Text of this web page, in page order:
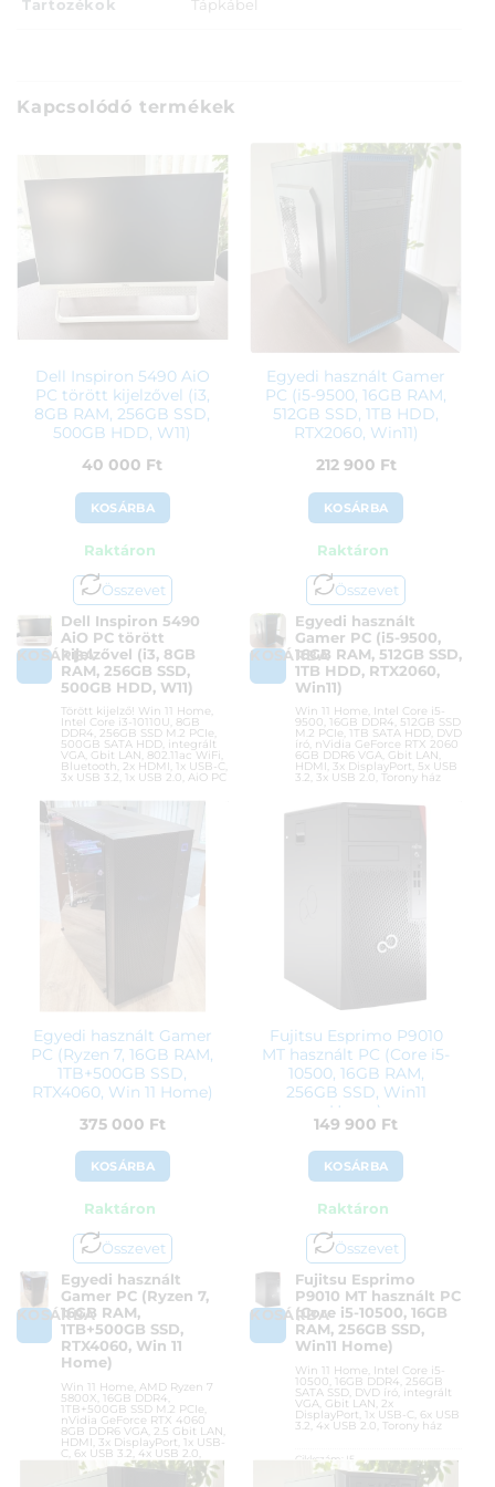
Tartozékok Tápkábel
Kapcsolódó termékek
Dell Inspiron 5490 AiO
PC törött kijelzővel (i3,
8GB RAM, 256GB SSD,
500GB HDD, W11)
40 000 Ft
KOSÁRBA
Raktáron
Összevet
KOSÁRBA
Dell Inspiron 5490
AiO PC törött
kijelzővel (i3, 8GB
RAM, 256GB SSD,
500GB HDD, W11)
Törött kijelző! Win 11 Home,
Intel Core i3-10110U, 8GB
DDR4, 256GB SSD M.2 PCIe,
500GB SATA HDD, integrált
VGA, Gbit LAN, 802.11ac WiFi,
Bluetooth, 2x HDMI, 1x USB-C,
3x USB 3.2, 1x USB 2.0, AiO PC
DELL INSPIRON 5490
AIO HASZNÁLT
Kategória:
Használt számítógépek
Garanciaidő:
ÁFA:
0%
Azonosító:
Egyedi használt Gamer
PC (i5-9500, 16GB RAM,
512GB SSD, 1TB HDD,
RTX2060, Win11)
212 900 Ft
KOSÁRBA
Raktáron
Összevet
KOSÁRBA
Egyedi használt
Gamer PC (i5-9500,
16GB RAM, 512GB SSD,
1TB HDD, RTX2060,
Win11)
Win 11 Home, Intel Core i5-
9500, 16GB DDR4, 512GB SSD
M.2 PCIe, 1TB SATA HDD, DVD
író, nVidia GeForce RTX 2060
6GB DDR6 VGA, Gbit LAN,
HDMI, 3x DisplayPort, 5x USB
3.2, 3x USB 2.0, Torony ház
Cikkszám:
56388
Egyedi használt Gamer
PC (Ryzen 7, 16GB RAM,
1TB+500GB SSD,
RTX4060, Win 11 Home)
375 000 Ft
KOSÁRBA
Raktáron
Összevet
KOSÁRBA
Egyedi használt
Gamer PC (Ryzen 7,
16GB RAM,
1TB+500GB SSD,
RTX4060, Win 11
Home)
Win 11 Home, AMD Ryzen 7
5800X, 16GB DDR4,
1TB+500GB SSD M.2 PCIe,
nVidia GeForce RTX 4060
8GB DDR6 VGA, 2.5 Gbit LAN,
HDMI, 3x DisplayPort, 1x USB-
C, 6x USB 3.2, 4x USB 2.0,
Torony ház
Fujitsu Esprimo P9010
MT használt PC (Core i5-
10500, 16GB RAM,
256GB SSD, Win11
Home)
149 900 Ft
KOSÁRBA
Raktáron
Összevet
KOSÁRBA
Fujitsu Esprimo
P9010 MT használt PC
(Core i5-10500, 16GB
RAM, 256GB SSD,
Win11 Home)
Win 11 Home, Intel Core i5-
10500, 16GB DDR4, 256GB
SATA SSD, DVD író, integrált
VGA, Gbit LAN, 2x
DisplayPort, 1x USB-C, 6x USB
3.2, 4x USB 2.0, Torony ház
Cikkszám: I5-
10500/16GB/256GB/DVDRW/W11